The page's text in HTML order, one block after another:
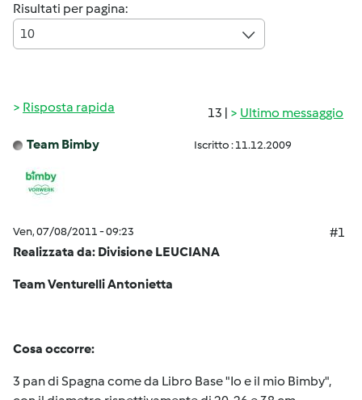
Risultati per pagina:
10
13 | Ultimo messaggio
Risposta rapida
Team Bimby Iscritto : 11.12.2009
Ven, 07/08/2011 - 09:23
#1
Realizzata da: Divisione LEUCIANA
Team Venturelli Antonietta
Cosa occorre:
3 pan di Spagna come da Libro Base "Io e il mio Bimby",